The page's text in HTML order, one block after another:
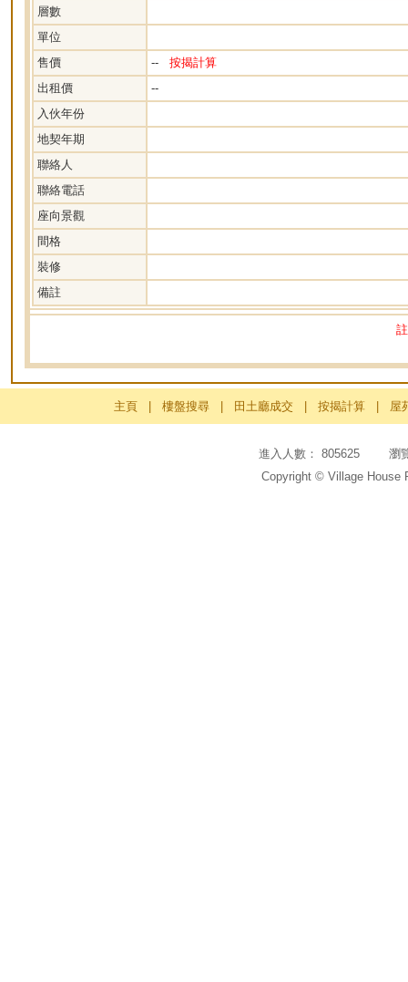
層數
單位
售價
-- 按揭計算
出租價
--
入伙年份
地契年期
聯絡人
聯絡電話
座向景觀
間格
裝修
備註
主頁 樓盤搜尋 田土廳成交 按揭計算 屋
進入人數： 805625 瀏
Copyright © Village House